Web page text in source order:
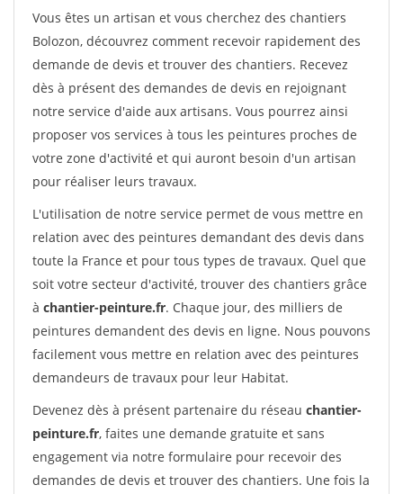
Vous êtes un artisan et vous cherchez des chantiers
Bolozon, découvrez comment recevoir rapidement des
demande de devis et trouver des chantiers. Recevez
dès à présent des demandes de devis en rejoignant
notre service d'aide aux artisans. Vous pourrez ainsi
proposer vos services à tous les peintures proches de
votre zone d'activité et qui auront besoin d'un artisan
pour réaliser leurs travaux.
L'utilisation de notre service permet de vous mettre en
relation avec des peintures demandant des devis dans
toute la France et pour tous types de travaux. Quel que
soit votre secteur d'activité, trouver des chantiers grâce
à chantier-peinture.fr. Chaque jour, des milliers de
peintures demandent des devis en ligne. Nous pouvons
facilement vous mettre en relation avec des peintures
demandeurs de travaux pour leur Habitat.
Devenez dès à présent partenaire du réseau chantier-
peinture.fr, faites une demande gratuite et sans
engagement via notre formulaire pour recevoir des
demandes de devis et trouver des chantiers. Une fois la